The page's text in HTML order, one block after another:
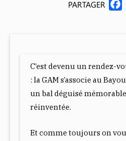
PARTAGER
K
C’est devenu un rendez-
: la GAM s’associe au
un bal déguisé
réinventée.
Et comme toujours on